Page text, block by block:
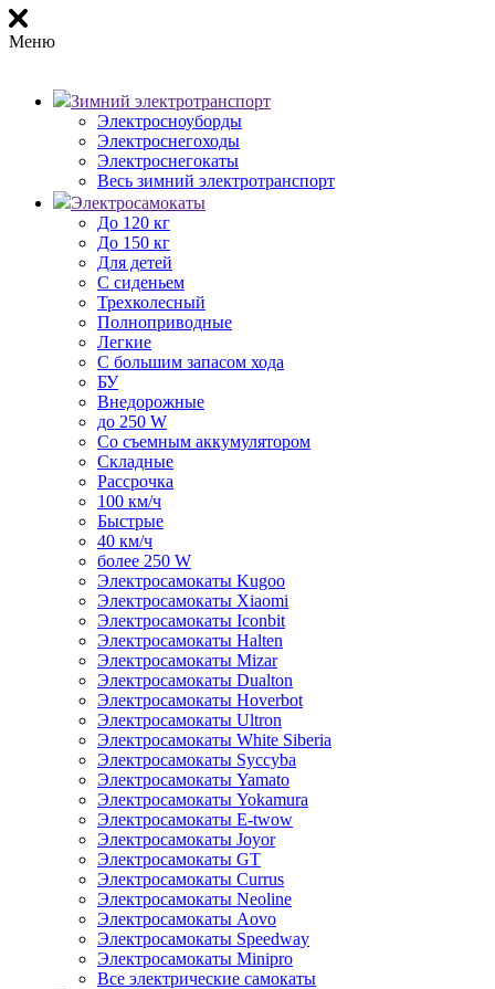
Меню
Зимний электротранспорт
Электросноуборды
Электроснегоходы
Электроснегокаты
Весь зимний электротранспорт
Электросамокаты
До 120 кг
До 150 кг
Для детей
С сиденьем
Трехколесный
Полноприводные
Легкие
С большим запасом хода
БУ
Внедорожные
до 250 W
Со съемным аккумулятором
Складные
Рассрочка
100 км/ч
Быстрые
40 км/ч
более 250 W
Электросамокаты Kugoo
Электросамокаты Xiaomi
Электросамокаты Iconbit
Электросамокаты Halten
Электросамокаты Mizar
Электросамокаты Dualton
Электросамокаты Hoverbot
Электросамокаты Ultron
Электросамокаты White Siberia
Электросамокаты Syccyba
Электросамокаты Yamato
Электросамокаты Yokamura
Электросамокаты E-twow
Электросамокаты Joyor
Электросамокаты GT
Электросамокаты Currus
Электросамокаты Neoline
Электросамокаты Aovo
Электросамокаты Speedway
Электросамокаты Minipro
Все электрические самокаты